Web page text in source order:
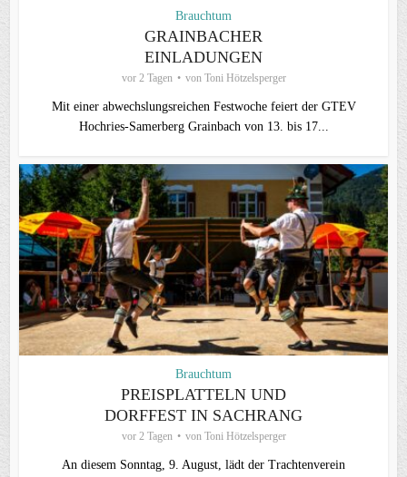
Brauchtum
GRAINBACHER
EINLADUNGEN
vor 2 Tagen von Toni Hötzelsperger
Mit einer abwechslungsreichen Festwoche feiert der GTEV
Hochries-Samerberg Grainbach von 13. bis 17...
Brauchtum
PREISPLATTELN UND
DORFFEST IN SACHRANG
vor 2 Tagen von Toni Hötzelsperger
An diesem Sonntag, 9. August, lädt der Trachtenverein